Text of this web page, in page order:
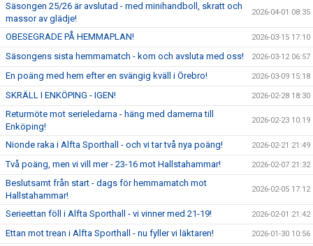
Säsongen 25/26 är avslutad - med minihandboll, skratt och
massor av glädje!
2026-04-01 08:35
OBESEGRADE PÅ HEMMAPLAN! 2026-03-15 17:10
Säsongens sista hemmamatch - kom och avsluta med oss! 2026-03-12 06:57
En poäng med hem efter en svängig kväll i Örebro! 2026-03-09 15:18
SKRÄLL I ENKÖPING - IGEN! 2026-02-28 18:30
Returmöte mot serieledarna - häng med damerna till
Enköping!
2026-02-23 10:19
Nionde raka i Alfta Sporthall - och vi tar två nya poäng! 2026-02-21 21:49
Två poäng, men vi vill mer - 23-16 mot Hallstahammar! 2026-02-07 21:32
Beslutsamt från start - dags för hemmamatch mot
Hallstahammar!
2026-02-05 17:12
Serieettan föll i Alfta Sporthall - vi vinner med 21-19! 2026-02-01 21:42
Ettan mot trean i Alfta Sporthall - nu fyller vi läktaren! 2026-01-30 10:56